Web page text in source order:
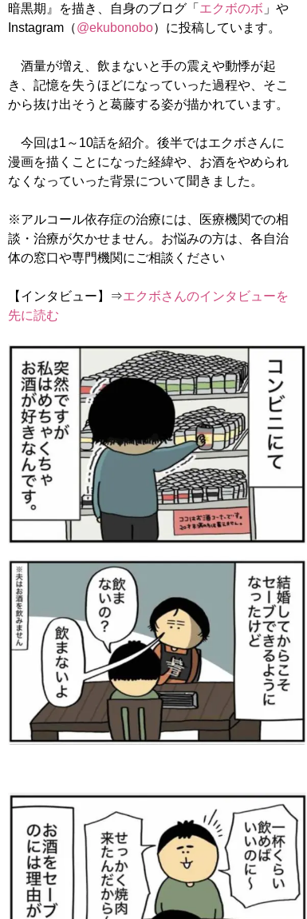
暗黒期』を描き、自身のブログ「 エクボのボ 」や
Instagram（@ekubonobo）に投稿しています。
酒量が増え、飲まないと手の震えや動悸が起
き、記憶を失うほどになっていった過程や、そこ
から抜け出そうと葛藤する姿が描かれています。
今回は1～10話を紹介。後半ではエクボさんに
漫画を描くことになった経緯や、お酒をやめられ
なくなっていった背景について聞きました。
※アルコール依存症の治療には、医療機関での相
談・治療が欠かせません。お悩みの方は、各自治
体の窓口や専門機関にご相談ください
【インタビュー】⇒エクボさんのインタビューを
先に読む